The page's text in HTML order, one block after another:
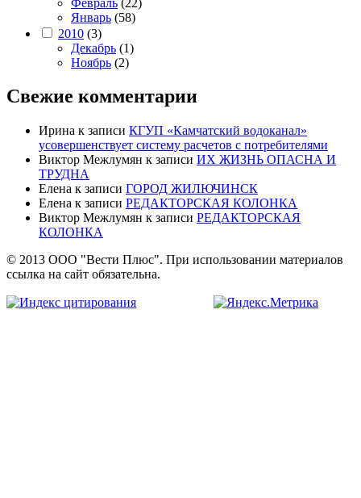
Январь (58)
2010 (3)
Декабрь (1)
Ноябрь (2)
Свежие комментарии
Ирина к записи КГУП «Камчатский водоканал»
усовершенствует систему расчетов с потребителями
Виктор Межлумян к записи ИХ ЖИЗНЬ ОПАСНА И
ТРУДНА
Елена к записи ГОРОД ЖИЛЮЧИНСК
Елена к записи РЕДАКТОРСКАЯ КОЛОНКА
Виктор Межлумян к записи РЕДАКТОРСКАЯ
КОЛОНКА
© 2013 ООО "Вести Плюс". При использовании материалов
ссылка на сайт обязательна.